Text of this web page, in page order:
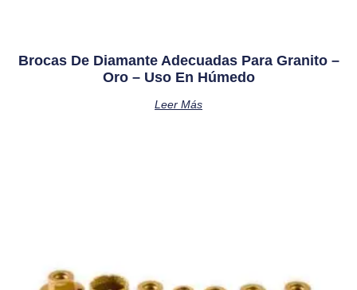
Brocas De Diamante Adecuadas Para Granito –
Oro – Uso En Húmedo
Leer Más